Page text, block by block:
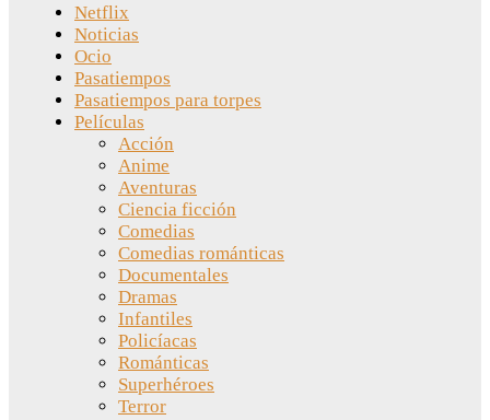
Netflix
Noticias
Ocio
Pasatiempos
Pasatiempos para torpes
Películas
Acción
Anime
Aventuras
Ciencia ficción
Comedias
Comedias románticas
Documentales
Dramas
Infantiles
Policíacas
Románticas
Superhéroes
Terror